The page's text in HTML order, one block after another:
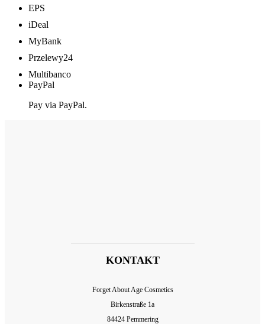
EPS
iDeal
MyBank
Przelewy24
Multibanco
PayPal
Pay via PayPal.
KONTAKT
Forget About Age Cosmetics
Birkenstraße 1a
84424 Pemmering